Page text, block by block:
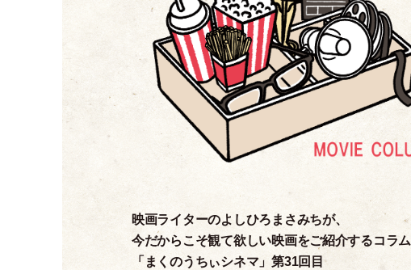
映画ライターのよしひろまさみちが、
今だからこそ観て欲しい映画をご紹介するコラム
「 まくのうちぃシネマ」第31回目